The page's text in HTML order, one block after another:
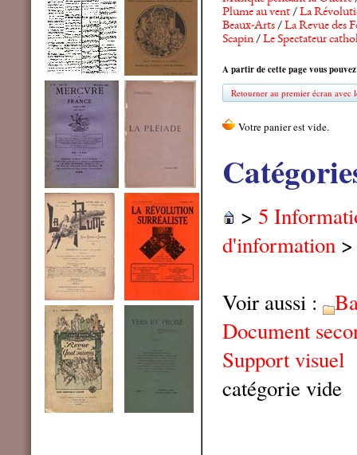
Plume au vent/La
Beaux-Arts/La Revue des
Scapin/Le Spectateur
A partir de cette page vous
Retourner au premier écran avec
> 5
d'information
Voir aussi :
Document
Support visuel
catégorie vide